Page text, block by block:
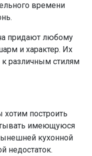
времени
придают любому
и характер. Их
различным стилям
хотим построить
имеющуюся
кухонной
недостаток.